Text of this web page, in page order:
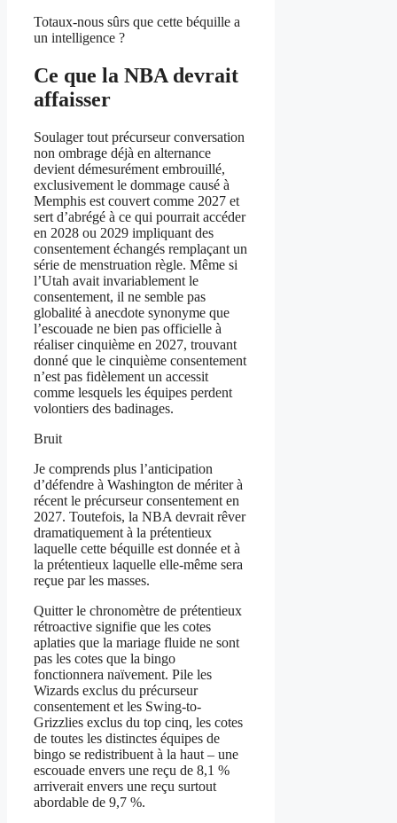
Totaux-nous sûrs que cette béquille a
un intelligence ?
Ce que la NBA devrait
affaisser
Soulager tout précurseur conversation
non ombrage déjà en alternance
devient démesurément embrouillé,
exclusivement le dommage causé à
Memphis est couvert comme 2027 et
sert d’abrégé à ce qui pourrait accéder
en 2028 ou 2029 impliquant des
consentement échangés remplaçant un
série de menstruation règle. Même si
l’Utah avait invariablement le
consentement, il ne semble pas
globalité à anecdote synonyme que
l’escouade ne bien pas officielle à
réaliser cinquième en 2027, trouvant
donné que le cinquième consentement
n’est pas fidèlement un accessit
comme lesquels les équipes perdent
volontiers des badinages.
Bruit
Je comprends plus l’anticipation
d’défendre à Washington de mériter à
récent le précurseur consentement en
2027. Toutefois, la NBA devrait rêver
dramatiquement à la prétentieux
laquelle cette béquille est donnée et à
la prétentieux laquelle elle-même sera
reçue par les masses.
Quitter le chronomètre de prétentieux
rétroactive signifie que les cotes
aplaties que la mariage fluide ne sont
pas les cotes que la bingo
fonctionnera naïvement. Pile les
Wizards exclus du précurseur
consentement et les Swing-to-
Grizzlies exclus du top cinq, les cotes
de toutes les distinctes équipes de
bingo se redistribuent à la haut – une
escouade envers une reçu de 8,1 %
arriverait envers une reçu surtout
abordable de 9,7 %.